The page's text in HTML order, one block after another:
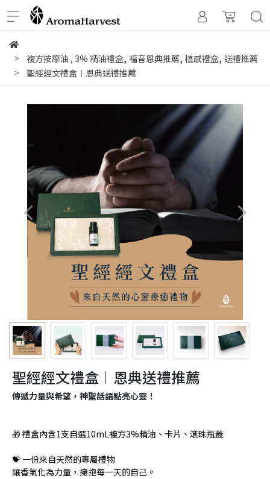
複方按摩油 , 3% 精油禮盒, 福音恩典推薦, 植感禮盒, 送禮推薦
聖經經文禮盒︱恩典送禮推薦
聖經經文禮盒︱恩典送禮推薦
🎁 禮盒內含1支自選10mL複方3%精油、卡片、滾珠瓶蓋
💝 一份來自天然的專屬禮物
讓香氣化為力量，擁抱每一天的自己。
傳遞力量與希望，神聖話語點亮心靈！